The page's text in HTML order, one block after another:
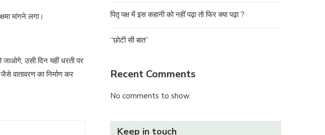
मांगने लगा।
उसी दिन यहीं धरती पर
वातावरण का निर्माण कर
पितृ पक्ष में इस कहानी को नहीं पढ़ा तो फिर क्या पढ़ा ?
“छोटी सी बात”
Recent Comments
No comments to show.
Keep in touch